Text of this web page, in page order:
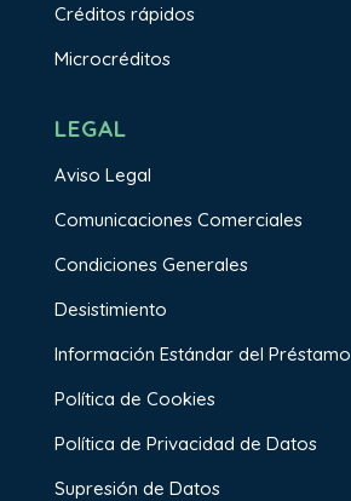
Créditos rápidos
Microcréditos
LEGAL
Aviso Legal
Comunicaciones Comerciales
Condiciones Generales
Desistimiento
Información Estándar del Préstamo
Política de Cookies
Política de Privacidad de Datos
Supresión de Datos